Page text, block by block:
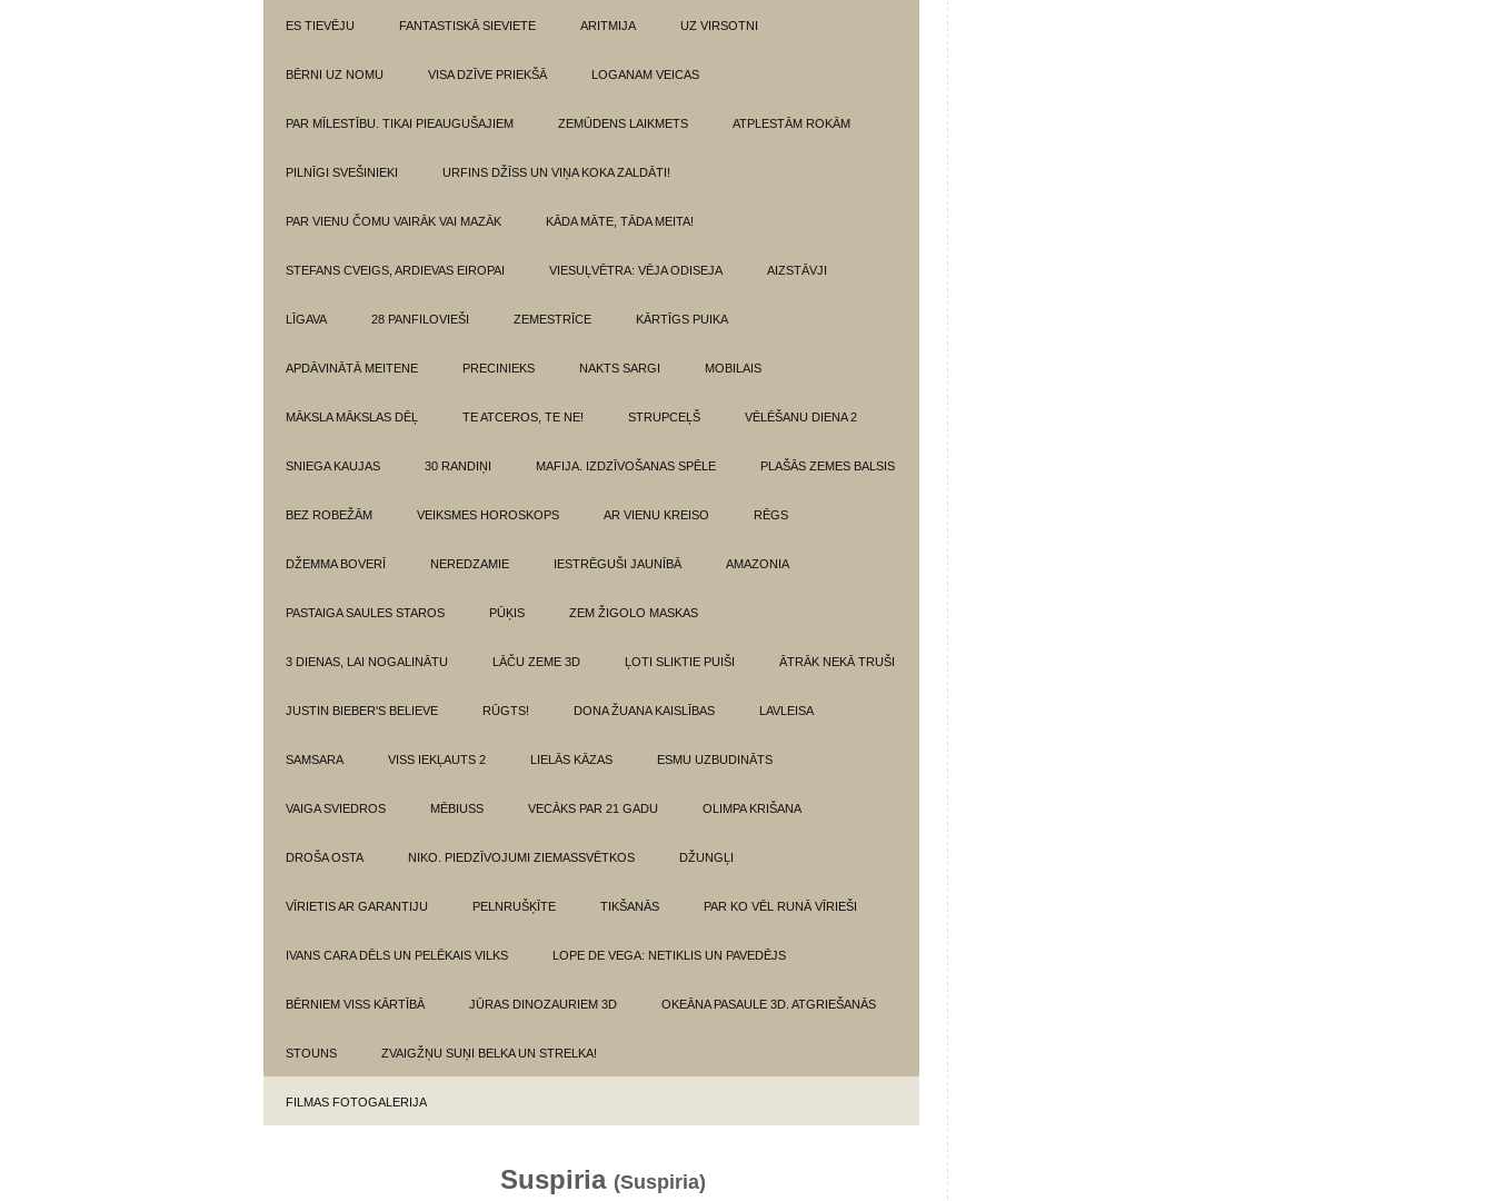
ES TIEVĒJU FANTASTISKĀ SIEVIETE ARITMIJA UZ VIRSOTNI
BĒRNI UZ NOMU VISA DZĪVE PRIEKŠĀ LOGANAM VEICAS
PAR MĪLESTĪBU. TIKAI PIEAUGUŠAJIEM ZEMŪDENS LAIKMETS ATPLESTĀM ROKĀM
PILNĪGI SVEŠINIEKI URFINS DŽĪSS UN VIŅA KOKA ZALDĀTI!
PAR VIENU ČOMU VAIRĀK VAI MAZĀK KĀDA MĀTE, TĀDA MEITA!
STEFANS CVEIGS, ARDIEVAS EIROPAI VIESUĻVĒTRA: VĒJA ODISEJA AIZSTĀVJI
LĪGAVA 28 PANFILOVIEŠI ZEMESTRĪCE KĀRTĪGS PUIKA
APDĀVINĀTĀ MEITENE PRECINIEKS NAKTS SARGI MOBILAIS
MĀKSLA MĀKSLAS DĒĻ TE ATCEROS, TE NE! STRUPCEĻŠ VĒLĒŠANU DIENA 2
SNIEGA KAUJAS 30 RANDIŅI MAFIJA. IZDZĪVOŠANAS SPĒLE PLAŠĀS ZEMES BALSIS
BEZ ROBEŽĀM VEIKSMES HOROSKOPS AR VIENU KREISO RĒGS
DŽEMMA BOVERĪ NEREDZAMIE IESTRĒGUŠI JAUNĪBĀ AMAZONIA
PASTAIGA SAULES STAROS PŪĶIS ZEM ŽIGOLO MASKAS
3 DIENAS, LAI NOGALINĀTU LĀČU ZEME 3D ĻOTI SLIKTIE PUIŠI ĀTRĀK NEKĀ TRUŠI
JUSTIN BIEBER'S BELIEVE RŪGTS! DONA ŽUANA KAISLĪBAS LAVLEISA
SAMSARA VISS IEKĻAUTS 2 LIELĀS KĀZAS ESMU UZBUDINĀTS
VAIGA SVIEDROS MĒBIUSS VECĀKS PAR 21 GADU OLIMPA KRIŠANA
DROŠA OSTA NIKO. PIEDZĪVOJUMI ZIEMASSVĒTKOS DŽUNGĻI
VĪRIETIS AR GARANTIJU PELNRUŠĶĪTE TIKŠANĀS PAR KO VĒL RUNĀ VĪRIEŠI
IVANS CARA DĒLS UN PELĒKAIS VILKS LOPE DE VEGA: NETIKLIS UN PAVEDĒJS
BĒRNIEM VISS KĀRTĪBĀ JŪRAS DINOZAURIEM 3D OKEĀNA PASAULE 3D. ATGRIEŠANĀS
STOUNS ZVAIGŽŅU SUŅI BELKA UN STRELKA!
FILMAS FOTOGALERIJA
Suspiria (Suspiria)